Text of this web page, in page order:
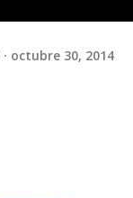
octubre 30, 2014